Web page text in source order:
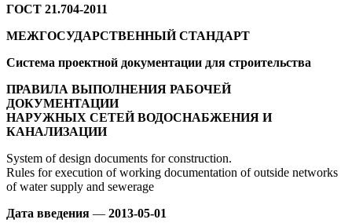
ГОСТ 21.704-2011
МЕЖГОСУДАРСТВЕННЫЙ СТАНДАРТ
Система проектной документации для строительства
ПРАВИЛА ВЫПОЛНЕНИЯ РАБОЧЕЙ
ДОКУМЕНТАЦИИ
НАРУЖНЫХ СЕТЕЙ ВОДОСНАБЖЕНИЯ И
КАНАЛИЗАЦИИ
System of design documents for construction.
Rules for execution of working documentation of outside networks
of water supply and sewerage
Дата введения — 2013-05-01